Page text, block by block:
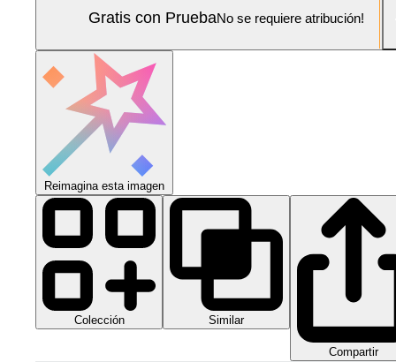
Gratis con PruebaNo se requiere atribución!
Reimagina esta imagen
Colección Similar
Compartir